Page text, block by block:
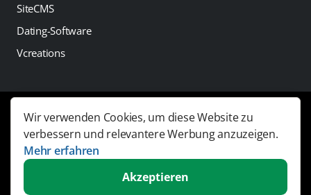
SiteCMS
Dating-Software
Vcreations
Copyright 2026 -
JobSaaS - Job board software
Datenschutzerklärung
Wir verwenden Cookies, um diese Website zu
verbessern und relevantere Werbung anzuzeigen.
Mehr erfahren
Akzeptieren